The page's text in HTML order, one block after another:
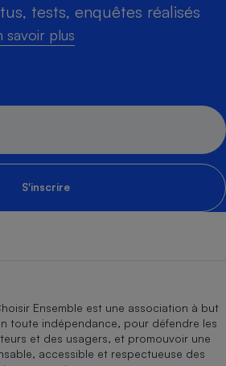
tests, enquêtes réalisés
savoir plus
S'inscrire
Ensemble est une association à but
toute indépendance, pour défendre les
et des usagers, et promouvoir une
accessible et respectueuse des